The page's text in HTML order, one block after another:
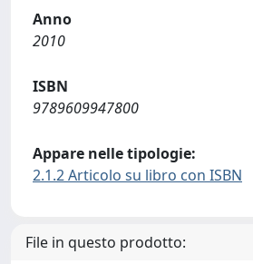
Anno
2010
ISBN
9789609947800
Appare nelle tipologie:
2.1.2 Articolo su libro con ISBN
File in questo prodotto: